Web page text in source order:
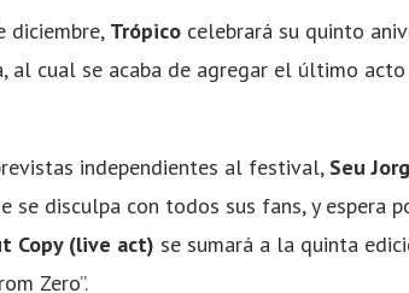
diciembre, Trópico celebrará su quinto
al cual se acaba de agregar el último
independientes al festival, Seu
se disculpa con todos sus fans, y espera
Copy (live act) se sumará a la quinta
Zero”.